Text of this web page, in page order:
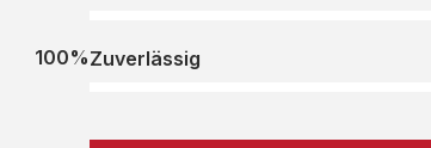
Zuverlässig
100%